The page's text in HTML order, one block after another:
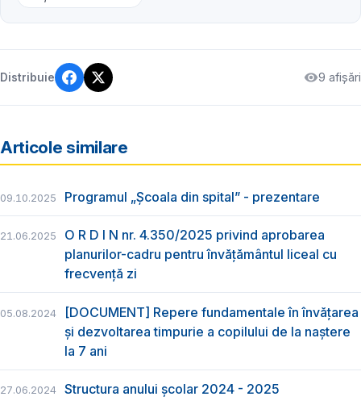
Distribuie 9 afișări
Articole similare
09.10.2025 Programul „Școala din spital” - prezentare
21.06.2025
O R D I N nr. 4.350/2025 privind aprobarea
planurilor-cadru pentru învățământul liceal cu
frecvență zi
05.08.2024
[DOCUMENT] Repere fundamentale în învățarea
și dezvoltarea timpurie a copilului de la naștere
la 7 ani
27.06.2024 Structura anului școlar 2024 - 2025